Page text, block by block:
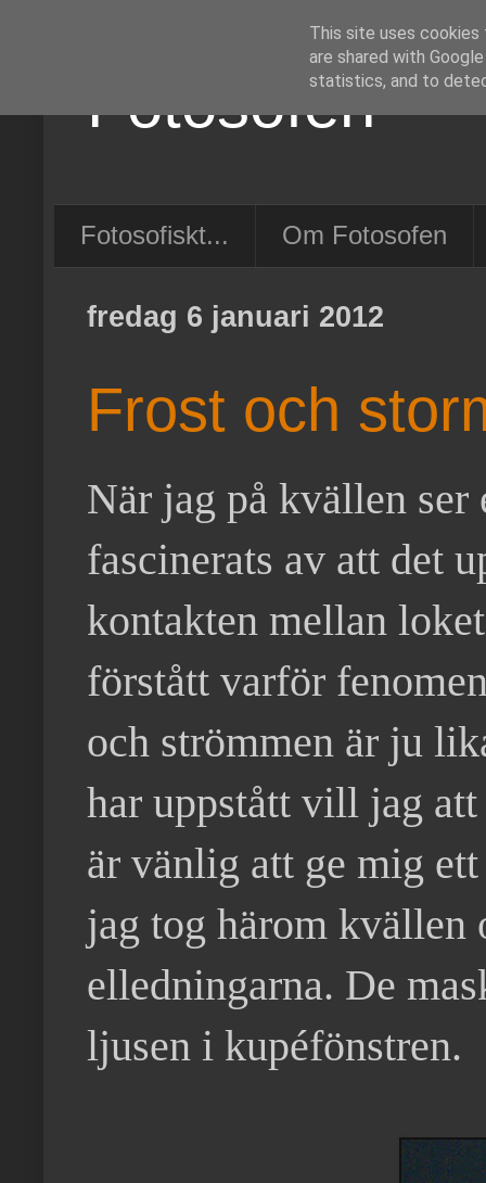
Fotosofen
Fotosofiskt... Om Fotosofen
fredag 6 januari 2012
Frost och
När jag på kvällen
fascinerats av att det
kontakten mellan
förstått varför
och strömmen är ju
har uppstått vill jag
är vänlig att ge mig
jag tog härom kvällen
elledningarna. De
ljusen i kupéfönstren.
This site uses cookies
are shared with
statistics, and to